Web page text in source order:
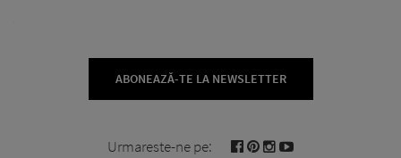
ABONEAZĂ-TE LA NEWSLETTER
Urmareste-ne pe: